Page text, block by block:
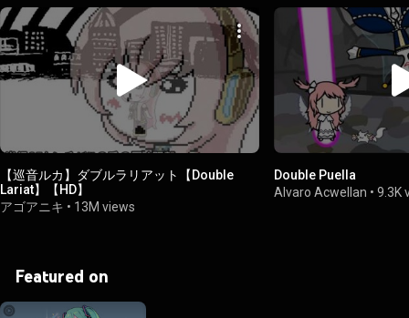
【巡音ルカ】ダブルラリアット【Double
Lariat】【HD】
アゴアニキ • 13M views
Double Puella
Alvaro Acwellan •9.3K
Featured on